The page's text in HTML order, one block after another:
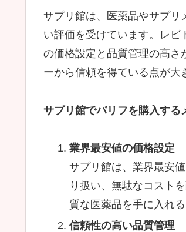
サプリ館は、医薬品やサプリ
い評価を受けています。レビ
の価格設定と品質管理の高さ
ーから信頼を得ている点が大
サプリ館でバリフを購入する
業界最安値の価格設定
サプリ館は、業界最安
り扱い、無駄なコスト
質な医薬品を手に入れ
信頼性の高い品質管理